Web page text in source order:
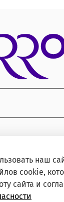
наш
cookie,
сайта и